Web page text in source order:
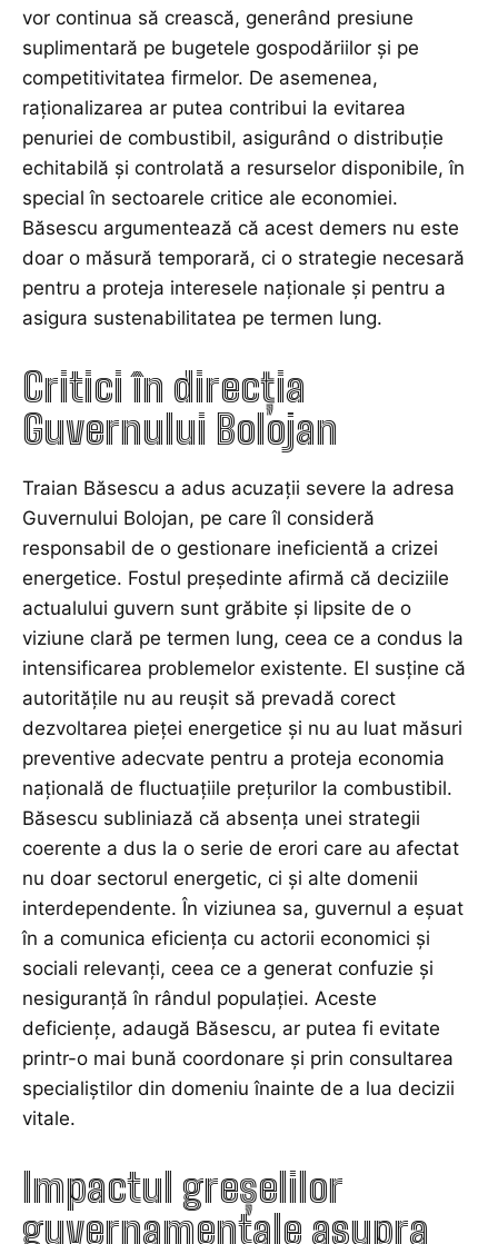
vor continua să crească, generând presiune
suplimentară pe bugetele gospodăriilor și pe
competitivitatea firmelor. De asemenea,
raționalizarea ar putea contribui la evitarea
penuriei de combustibil, asigurând o distribuție
echitabilă și controlată a resurselor disponibile, în
special în sectoarele critice ale economiei.
Băsescu argumentează că acest demers nu este
doar o măsură temporară, ci o strategie necesară
pentru a proteja interesele naționale și pentru a
asigura sustenabilitatea pe termen lung.
Critici în direcția
Guvernului Bolojan
Traian Băsescu a adus acuzații severe la adresa
Guvernului Bolojan, pe care îl consideră
responsabil de o gestionare ineficientă a crizei
energetice. Fostul președinte afirmă că deciziile
actualului guvern sunt grăbite și lipsite de o
viziune clară pe termen lung, ceea ce a condus la
intensificarea problemelor existente. El susține că
autoritățile nu au reușit să prevadă corect
dezvoltarea pieței energetice și nu au luat măsuri
preventive adecvate pentru a proteja economia
națională de fluctuațiile prețurilor la combustibil.
Băsescu subliniază că absența unei strategii
coerente a dus la o serie de erori care au afectat
nu doar sectorul energetic, ci și alte domenii
interdependente. În viziunea sa, guvernul a eșuat
în a comunica eficiența cu actorii economici și
sociali relevanți, ceea ce a generat confuzie și
nesiguranță în rândul populației. Aceste
deficiențe, adaugă Băsescu, ar putea fi evitate
printr-o mai bună coordonare și prin consultarea
specialiștilor din domeniu înainte de a lua decizii
vitale.
Impactul greșelilor
guvernamentale asupra